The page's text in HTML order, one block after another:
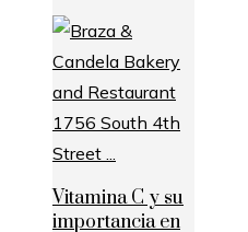
Vitamina C y su
importancia en